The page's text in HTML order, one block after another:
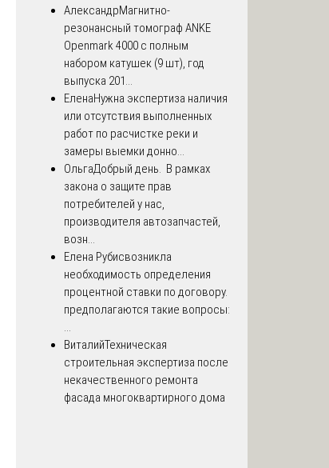
АлександрМагнитно-
резонансный томограф ANKE
Openmark 4000 с полным
набором катушек (9 шт), год
выпуска 201...
ЕленаНужна экспертиза наличия
или отсутствия выполненных
работ по расчистке реки и
замеры выемки донно...
ОльгаДобрый день. В рамках
закона о защите прав
потребителей у нас,
производителя автозапчастей,
возн...
Елена Рубисвозникла
необходимость определения
процентной ставки по договору.
предполагаются такие вопросы:
...
ВиталийТехническая
строительная экспертиза после
некачественного ремонта
фасада многоквартирного дома